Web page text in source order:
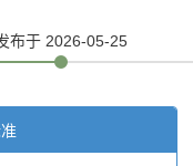
布于 2026-05-25